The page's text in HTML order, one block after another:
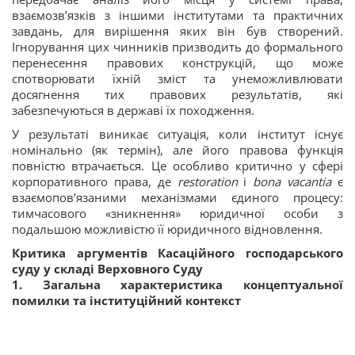
взаємозв’язків з іншими інститутами та практичних
завдань, для вирішення яких він був створений.
Ігнорування цих чинників призводить до формального
перенесення правових конструкцій, що може
спотворювати їхній зміст та унеможливлювати
досягнення тих правових результатів, які
забезпечуються в державі їх походження.
У результаті виникає ситуація, коли інститут існує
номінально (як термін), але його правова функція
повністю втрачається. Це особливо критично у сфері
корпоративного права, де restorationі bona vacantiaє
взаємопов’язаними механізмами єдиного процесу:
тимчасового «зникнення» юридичної особи з
подальшою можливістю її юридичного відновлення.
Критика аргументів Касаційного господарського
суду у складі Верховного Суду
1. Загальна характеристика концептуальної
помилки та інституційний контекст